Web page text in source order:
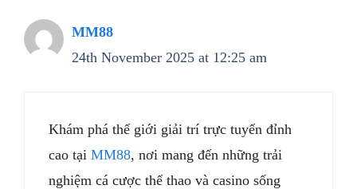
MM88
24th November 2025 at 12:25 am
Khám phá thế giới giải trí trực tuyến đỉnh
cao tại MM88, nơi mang đến những trải
nghiệm cá cược thể thao và casino sống